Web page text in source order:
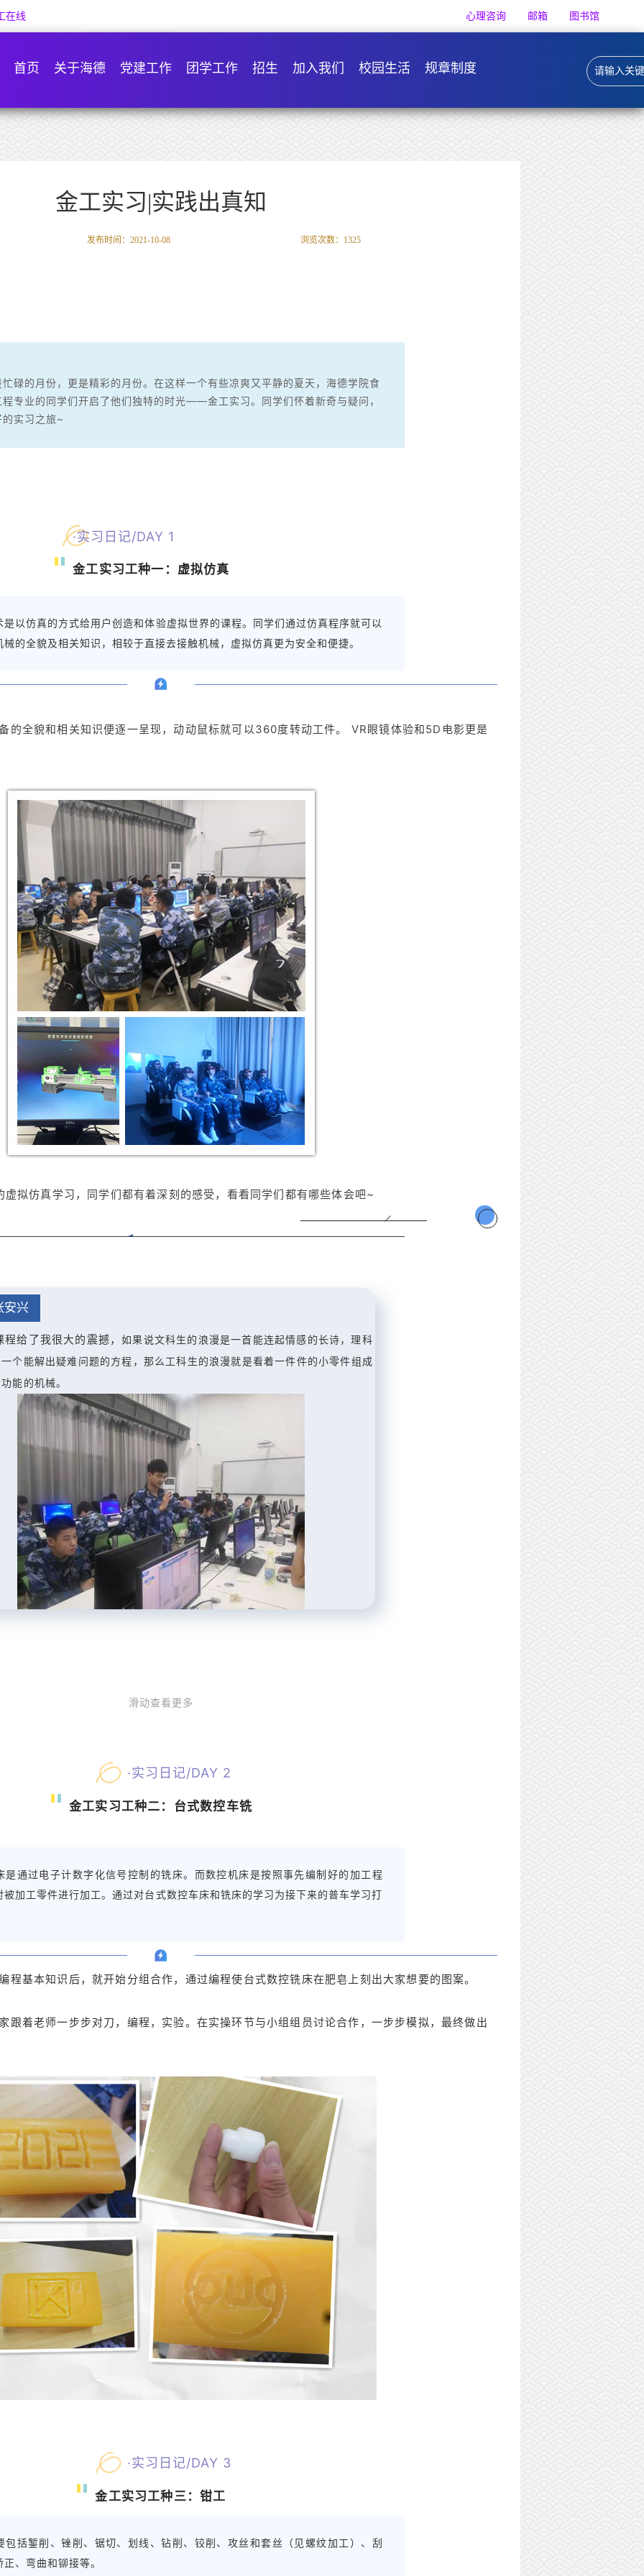
在线 心理咨询 邮箱 图书馆
首页 关于海德 党建工作 团学工作 招生 加入我们 校园生活 规章制度
金工实习|实践出真知
发布时间：2021-10-08 浏览次数： 1325
碌的月份，更是精彩的月份。在这样一个有些凉爽又平静的夏天，海德学院食
程专业的同学们开启了他们独特的时光——金工实习。 同学们怀着新奇与疑问，
实习之旅~
·实习日记/DAY 1
金工实习工种一：虚拟仿真
是以仿真的方式给用户创造和体验虚拟世界的课程。同学们通过仿真程序就可以
的全貌及相关知识，相较于直接去接触机械，虚拟仿真更为安全和便捷。
全貌和相关知识便逐一呈现，动动鼠标就可以360度转动工件。 VR眼镜体验和5D电影更是
虚拟仿真学习，同学们都有着深刻的感受，看看同学们都有哪些体会吧~
安兴
程给了我很大的震撼，如果说文科生的浪漫是一首能连起情感的长诗，理科
个能解出疑难问题的方程，那么工科生的浪漫就是看着一件件的小零件组成
能的机械。
滑动查看更多
·实习日记/DAY 2
金工实习工种二： 台式数控车铣
是通过电子计数字化信号控制的铣床。而数控机床是按照事先编制好的加工程
被加工零件进行加工。通过对台式数控车床和铣床的学习为接下来的普车学习打
基本知识后，就开始分组合作，通过编程使台式数控铣床在肥皂上刻出大家想要的图案。
着老师一步步对刀，编程，实验。在实操环节与小组组员讨论合作，一步步模拟，最终做出
·实习日记/DAY 3
金工实习工种三：钳工
包括錾削、锉削、锯切、划线、钻削、铰削、攻丝和套丝（见螺纹加工）、刮
、弯曲和铆接等。